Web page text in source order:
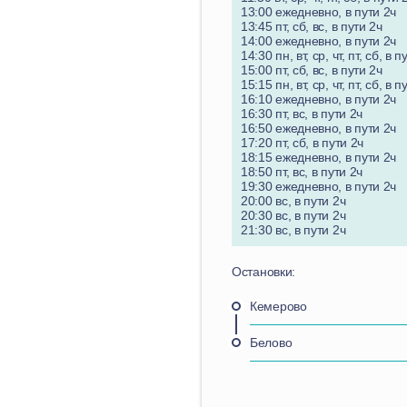
13:00 ежедневно, в пути 2ч
13:45 пт, сб, вс, в пути 2ч
14:00 ежедневно, в пути 2ч
14:30 пн, вт, ср, чт, пт, сб, в
15:00 пт, сб, вс, в пути 2ч
15:15 пн, вт, ср, чт, пт, сб, в
16:10 ежедневно, в пути 2ч
16:30 пт, вс, в пути 2ч
16:50 ежедневно, в пути 2ч
17:20 пт, сб, в пути 2ч
18:15 ежедневно, в пути 2ч
18:50 пт, вс, в пути 2ч
19:30 ежедневно, в пути 2ч
20:00 вс, в пути 2ч
20:30 вс, в пути 2ч
21:30 вс, в пути 2ч
Остановки:
Кемерово
Белово